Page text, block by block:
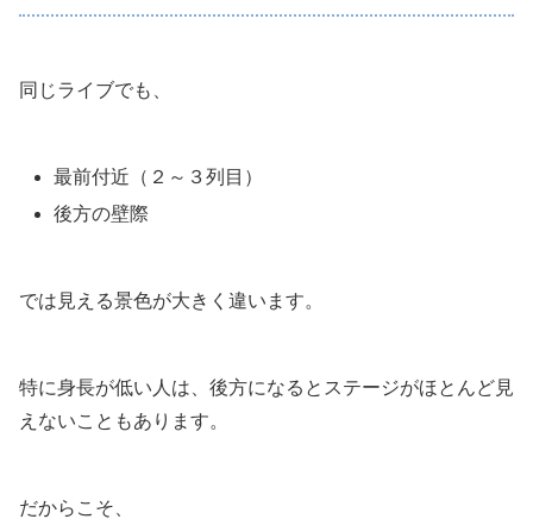
同じライブでも、
最前付近（２～３列目）
後方の壁際
では見える景色が大きく違います。
特に身長が低い人は、後方になるとステージがほとんど見
えないこともあります。
だからこそ、